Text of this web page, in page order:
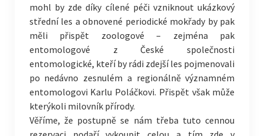
mohl by zde díky cílené péči vzniknout ukázkový
střední les a obnovené periodické mokřady by pak
měli přispět zoologové – zejména pak
entomologové z České společnosti
entomologické, kteří by rádi zdejší les pojmenovali
po nedávno zesnulém a regionálně významném
entomologovi Karlu Poláčkovi. Přispět však může
kterýkoli milovník přírody.
Věříme, že postupně se nám třeba tuto cennou